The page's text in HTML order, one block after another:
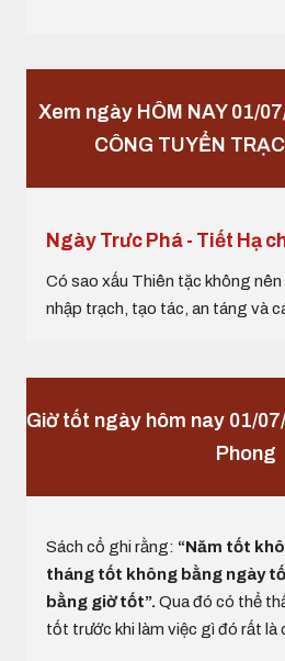
Xem ngày HÔM NAY 01/
CÔNG TUYỂN
Ngày Trưc Phá - Tiết Hạ
Có sao xấu Thiên tặc không
nhập trạch, tạo tác, an táng và
Giờ tốt ngày hôm nay 01/
Phong
Sách cổ ghi rằng: “Năm tốt
tháng tốt không bằng ngày
bằng giờ tốt”. Qua đó có thể
tốt trước khi làm việc gì đó rất là